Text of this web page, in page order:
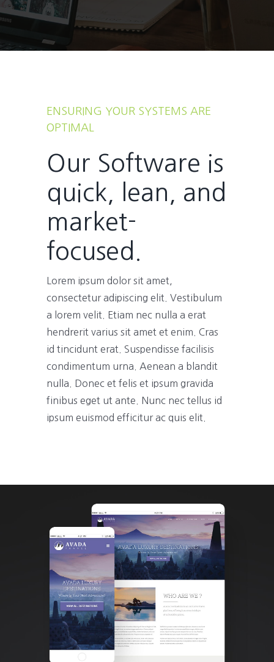
ENSURING YOUR SYSTEMS ARE
OPTIMAL
Our Software is
quick, lean, and
market-
focused.
Lorem ipsum dolor sit amet,
consectetur adipiscing elit. Vestibulum
a lorem velit. Etiam nec nulla a erat
hendrerit varius sit amet et enim. Cras
id tincidunt erat. Suspendisse facilisis
condimentum urna. Aenean a blandit
nulla. Donec et felis et ipsum gravida
finibus eget ut ante. Nunc nec tellus id
ipsum euismod efficitur ac quis elit.